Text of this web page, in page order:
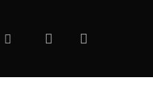
Facebook search